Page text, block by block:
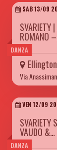
DANZA
SAB 13/09
SVARIETY
ROMANO
Via
DANZA
VEN 12/09
SVARIETY
VAUDO &…